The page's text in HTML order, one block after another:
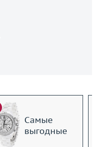
Самые
выгодные